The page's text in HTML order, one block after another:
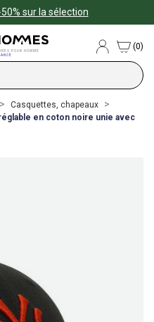
50% sur la sélection
POUR HOMME
(0)
Casquettes, chapeaux
en coton noire unie avec